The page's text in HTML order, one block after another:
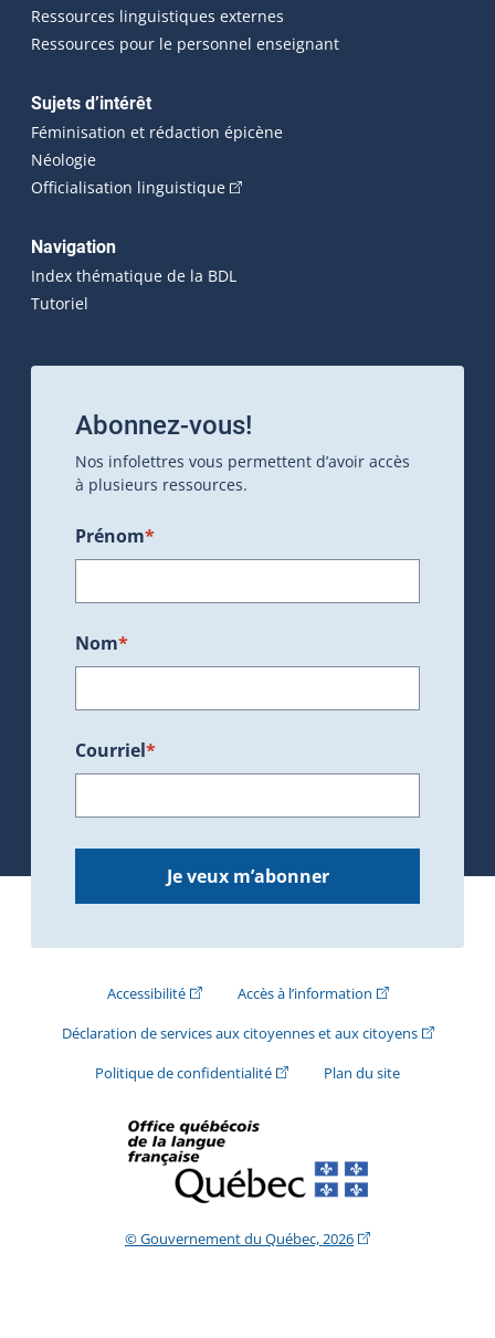
Ressources linguistiques externes
Ressources pour le personnel enseignant
Sujets d’intérêt
Féminisation et rédaction épicène
Néologie
Officialisation linguistique(Cet hyperlien externe s'ouvrira
Navigation
Index thématique de la BDL
Tutoriel
Abonnez-vous!
Nos infolettres vous permettent d’avoir accès
à plusieurs ressources.
Prénom*
Nom*
Courriel*
Je veux m’abonner
Accessibilité(Cet hyperlien externe s'ouvrira dans une
Accès à l’information(Cet hyperlien
Déclaration de services aux citoyennes et aux citoyens(Cet
Politique de confidentialité(Cet hyperlien externe s'ouvrira
Plan du site
© Gouvernement du Québec, 2026(Cet hyperlien